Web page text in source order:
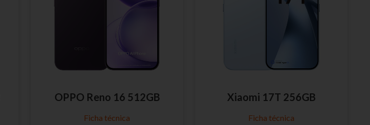
OPPO Reno 16 512GB
Ficha técnica
Xiaomi 17T 256GB
Ficha técnica